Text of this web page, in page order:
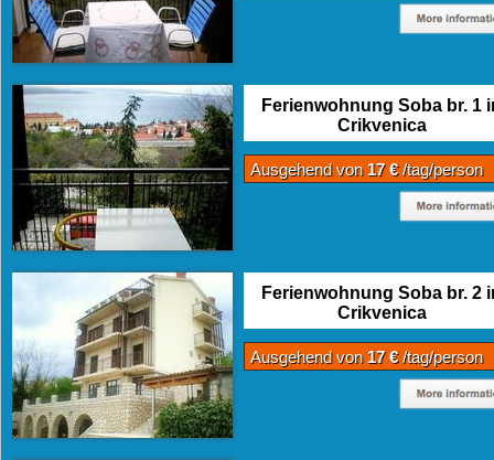
Ferienwohnung Soba br. 1
Crikvenica
Ausgehend von 17 €/tag/person
Ferienwohnung Soba br. 2
Crikvenica
Ausgehend von 17 €/tag/person